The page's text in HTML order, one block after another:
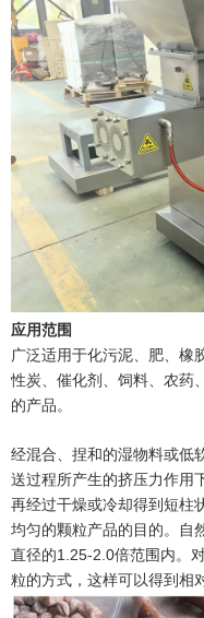
应用范围
广泛适用于化污泥、肥、橡
性炭、催化剂、饲料、农药
的产品。
经混合、捏和的湿物料或低
送过程所产生的挤压力作用
再经过干燥或冷却得到短柱
均匀的颗粒产品的目的。自
直径的1.25-2.0倍范围内。
粒的方式，这样可以得到相